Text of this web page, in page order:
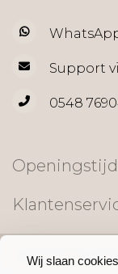
Wij slaan
Support
0548
© Copyright